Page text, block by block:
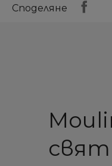
Споделяне
свят